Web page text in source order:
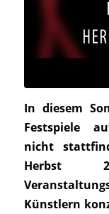
In diesem
Festspiele
nicht
Herbst
Künstlern